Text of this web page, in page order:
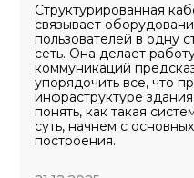
Структурированная
связывает
пользователей в одну
сеть. Она делает
коммуникаций
упорядочить все, что
инфраструктуре
понять, как такая
суть, начнем с
построения.